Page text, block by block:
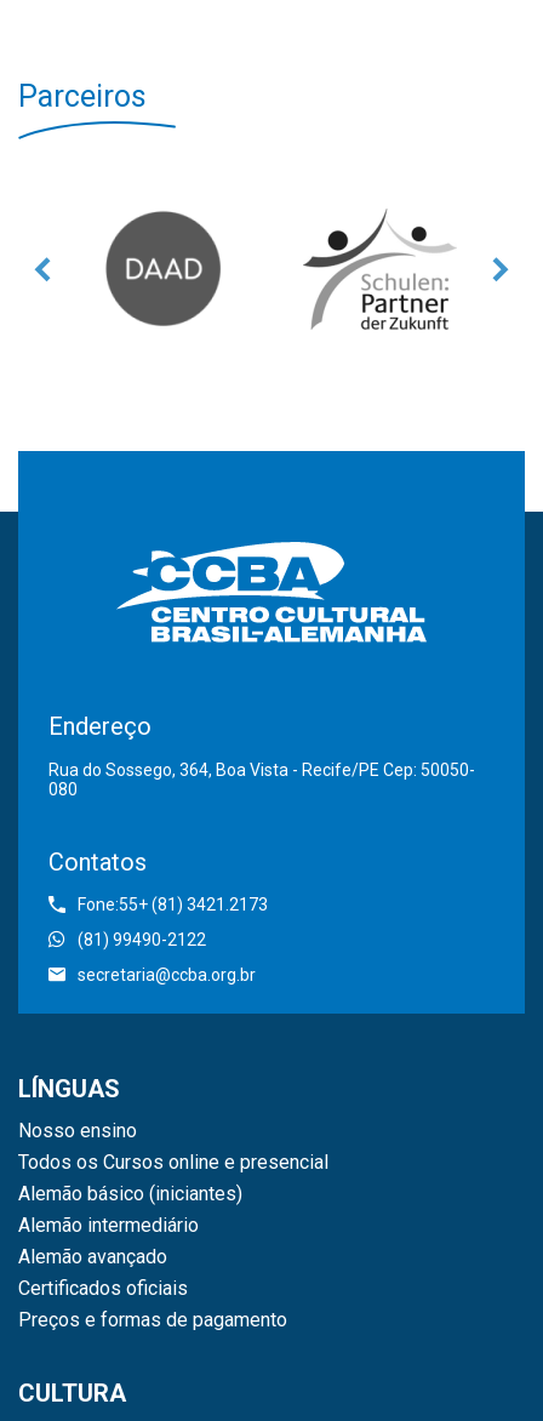
Parceiros
Endereço
Rua do Sossego, 364, Boa Vista - Recife/PE Cep: 50050-
080
Contatos
Fone:55+ (81) 3421.2173
(81) 99490-2122
secretaria@ccba.org.br
LÍNGUAS
Nosso ensino
Todos os Cursos online e presencial
Alemão básico (iniciantes)
Alemão intermediário
Alemão avançado
Certificados oficiais
Preços e formas de pagamento
CULTURA